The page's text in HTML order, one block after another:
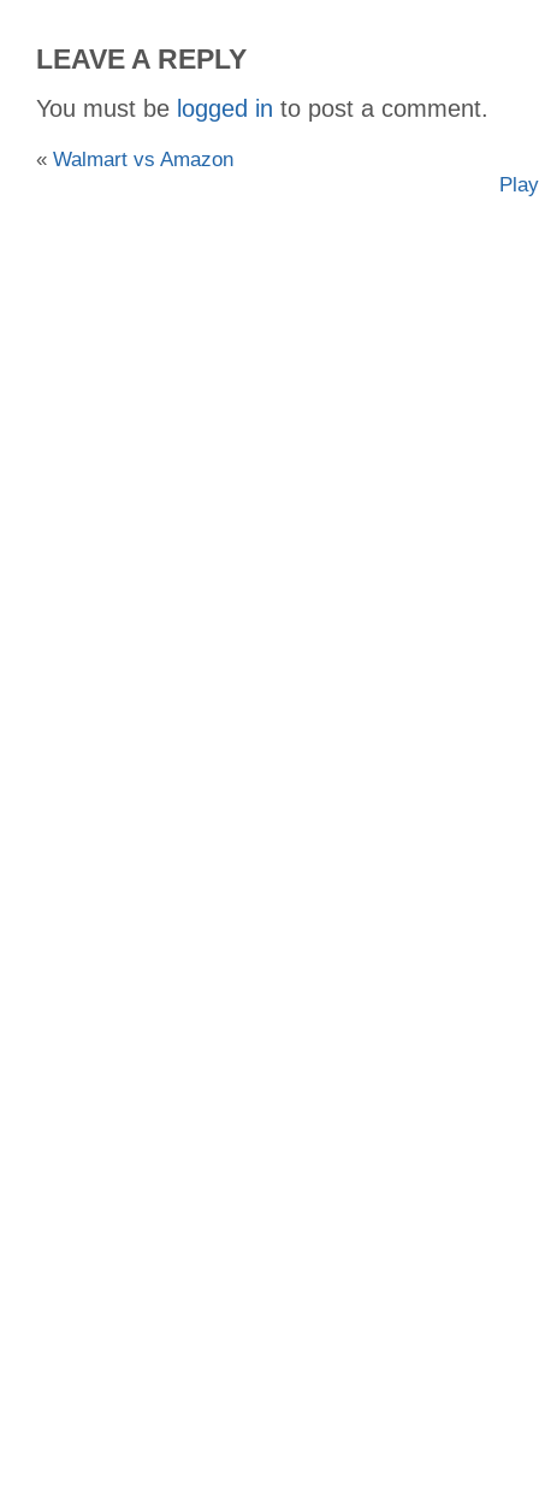
LEAVE A REPLY
You must be logged in to post a comment.
« Walmart vs Amazon